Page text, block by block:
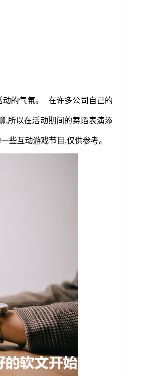
的气氛。 在许多公司自己的
,所以在活动期间的舞蹈表演添
些互动游戏节目,仅供参考。